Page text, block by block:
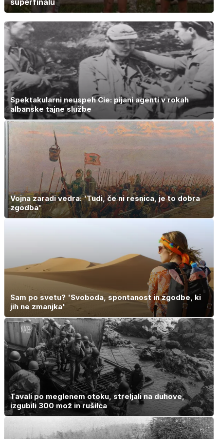
superfinalu
Spektakularni neuspeh Cie: pijani agenti v rokah
albanske tajne službe
Vojna zaradi vedra: 'Tudi, če ni resnica, je to dobra
zgodba'
Sam po svetu? 'Svoboda, spontanost in zgodbe, ki
jih ne zmanjka'
Tavali po meglenem otoku, streljali na duhove,
izgubili 300 mož in rušilca